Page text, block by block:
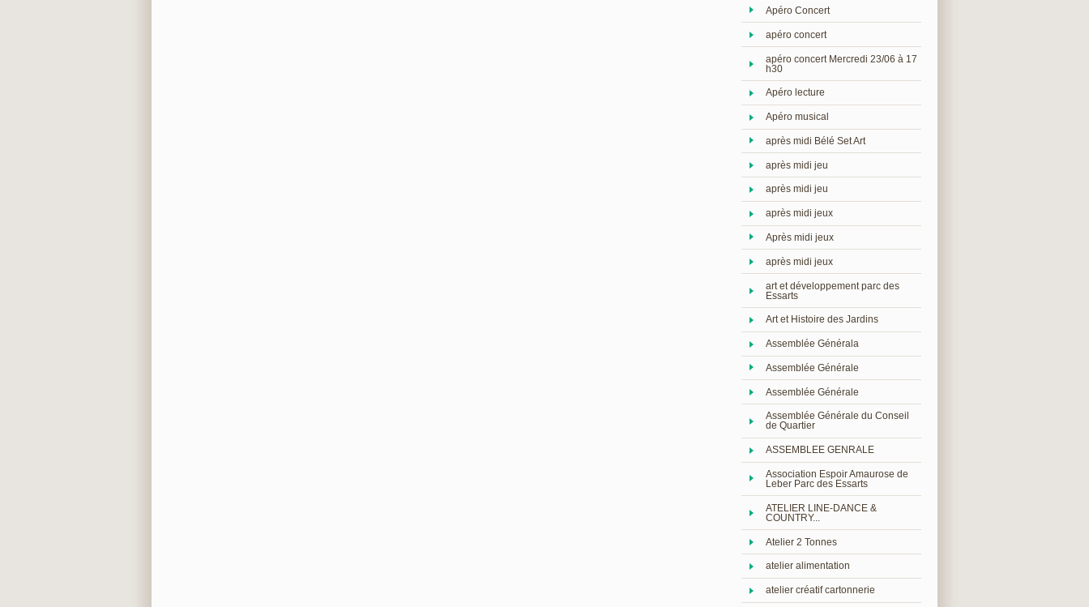
Apéro Concert
apéro concert
apéro concert Mercredi 23/06 à 17
h30
Apéro lecture
Apéro musical
après midi Bélé Set Art
après midi jeu
après midi jeu
après midi jeux
Après midi jeux
après midi jeux
art et développement parc des
Essarts
Art et Histoire des Jardins
Assemblée Générala
Assemblée Générale
Assemblée Générale
Assemblée Générale du Conseil
de Quartier
ASSEMBLEE GENRALE
Association Espoir Amaurose de
Leber Parc des Essarts
ATELIER LINE-DANCE &
COUNTRY...
Atelier 2 Tonnes
atelier alimentation
atelier créatif cartonnerie